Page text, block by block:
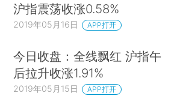
沪指震荡收涨0.58%
2019年05月16日 APP打开
今日收盘：全线飘红 沪指午
后拉升收涨1.91%
2019年05月15日 APP打开